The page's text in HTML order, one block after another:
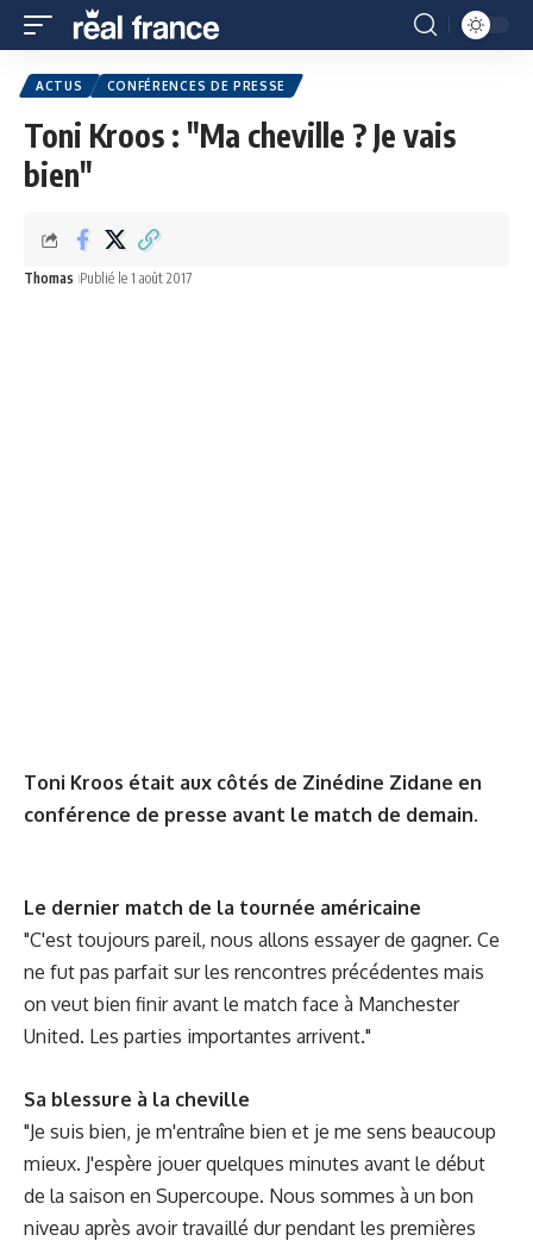
ACTUS CONFÉRENCES DE PRESSE
Toni Kroos : "Ma cheville ? Je vais
bien"
Thomas Publié le 1 août 2017
Toni Kroos était aux côtés de Zinédine Zidane en
conférence de presse avant le match de demain.
Le dernier match de la tournée américaine
"C'est toujours pareil, nous allons essayer de gagner. Ce
ne fut pas parfait sur les rencontres précédentes mais
on veut bien finir avant le match face à Manchester
United. Les parties importantes arrivent."
Sa blessure à la cheville
"Je suis bien, je m'entraîne bien et je me sens beaucoup
mieux. J'espère jouer quelques minutes avant le début
de la saison en Supercoupe. Nous sommes à un bon
niveau après avoir travaillé dur pendant les premières